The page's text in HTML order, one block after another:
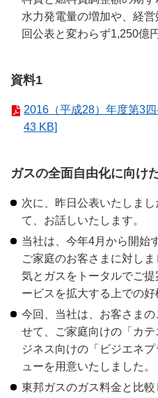
水力発電量の増加や、経
回公表と変わらず1,250億
資料1
2016（平成28）年度第3
43 KB]
ガスの全面自由化に向け
次に、昨日公表いたしま
て、お話しいたします。
当社は、今年4月から開始
ご家庭のお客さまに対し
気とガスをトータルでご
ービスを拡大する上での好
今回、当社は、お客さま
せて、ご家庭向けの「カ
ジネス向けの「ビジエネ
ューを用意いたしました。
東邦ガスのガス料金と比